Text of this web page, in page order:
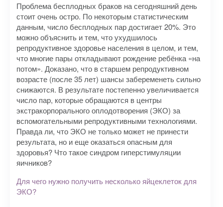
Проблема бесплодных браков на сегодняшний день
стоит очень остро. По некоторым статистическим
данным, число бесплодных пар достигает 20%. Это
можно объяснить и тем, что ухудшилось
репродуктивное здоровье населения в целом, и тем,
что многие пары откладывают рождение ребёнка «на
потом». Доказано, что в старшем репродуктивном
возрасте (после 35 лет) шансы забеременеть сильно
снижаются. В результате постепенно увеличивается
число пар, которые обращаются в центры
экстракорпорального оплодотворения (ЭКО) за
вспомогательными репродуктивными технологиями.
Правда ли, что ЭКО не только может не принести
результата, но и еще оказаться опасным для
здоровья? Что такое синдром гиперстимуляции
яичников?
Для чего нужно получить несколько яйцеклеток для
ЭКО?